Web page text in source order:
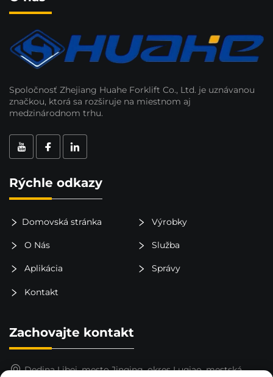
Spoločnosť Zhejiang Huahe Forklift Co., Ltd. je uznávanou
značkou, ktorá sa rozširuje na miestnom aj
medzinárodnom trhu.
Rýchle odkazy
Domovská stránka Výrobky
O Nás Služba
Aplikácia Správy
Kontakt
Zachovajte kontakt
Dedina Libei, mesto Jinqing, okres Luqiao, mestská